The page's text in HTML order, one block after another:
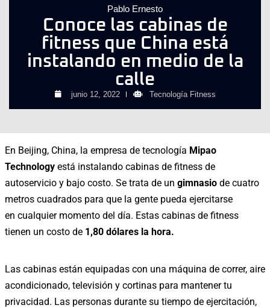
Pablo Ernesto
Conoce las cabinas de
fitness que China está
instalando en medio de la
calle
junio 12, 2022 Tecnología Fitness
En Beijing, China, la empresa de tecnología Mipao
Technology está instalando cabinas de fitness de
autoservicio y bajo costo. Se trata de un gimnasio de cuatro
metros cuadrados para que la gente pueda ejercitarse
en cualquier momento del día. Estas cabinas de fitness
tienen un costo de 1,80 dólares la hora.
Las cabinas están equipadas con una máquina de correr, aire
acondicionado, televisión y cortinas para mantener tu
privacidad. Las personas durante su tiempo de ejercitación,